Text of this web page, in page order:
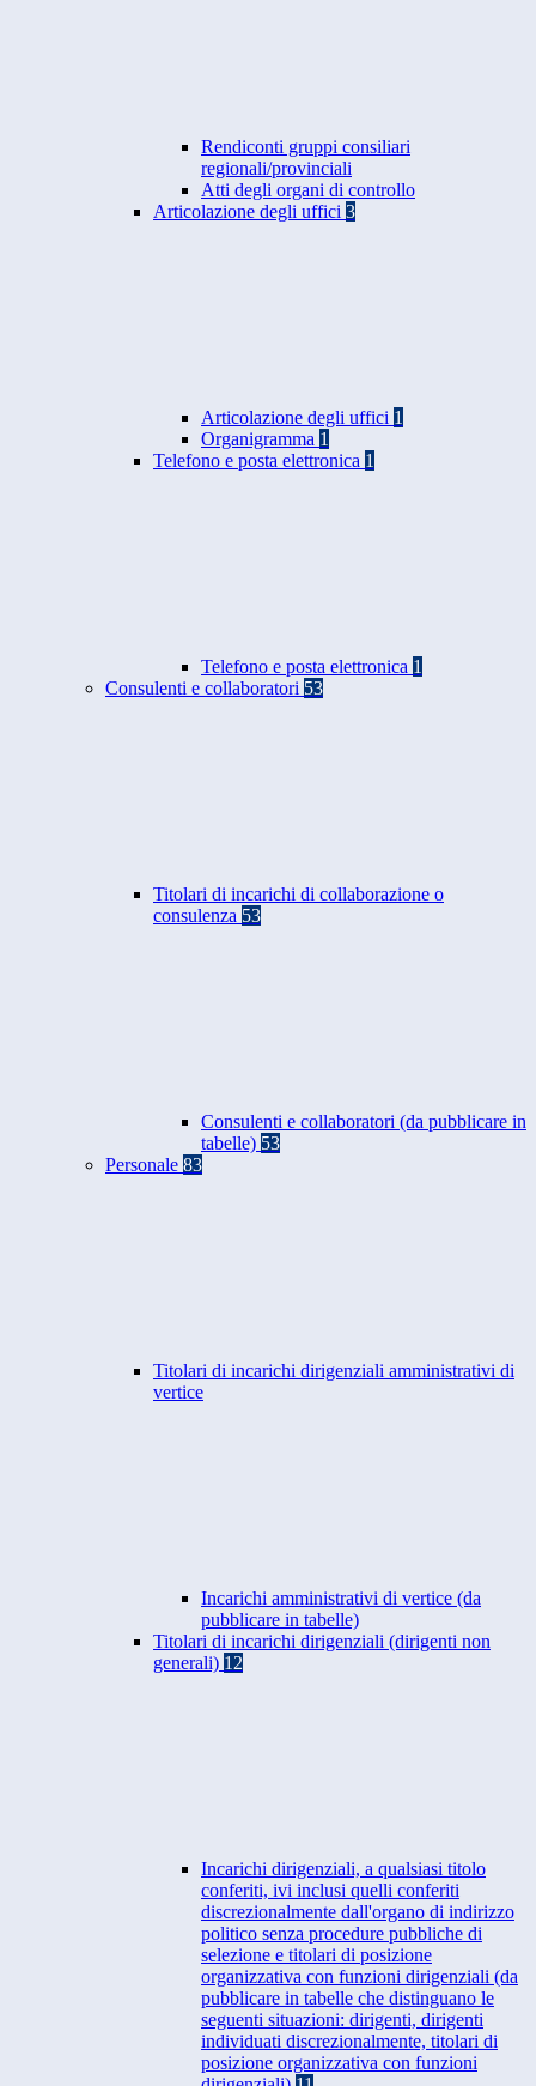
Rendiconti gruppi consiliari
regionali/provinciali
Atti degli organi di controllo
Articolazione degli uffici 3
Articolazione degli uffici 1
Organigramma 1
Telefono e posta elettronica 1
Telefono e posta elettronica 1
Consulenti e collaboratori 53
Titolari di incarichi di collaborazione o
consulenza 53
Consulenti e collaboratori (da pubblicare in
tabelle) 53
Personale 83
Titolari di incarichi dirigenziali amministrativi di
vertice
Incarichi amministrativi di vertice (da
pubblicare in tabelle)
Titolari di incarichi dirigenziali (dirigenti non
generali) 12
Incarichi dirigenziali, a qualsiasi titolo
conferiti, ivi inclusi quelli conferiti
discrezionalmente dall'organo di indirizzo
politico senza procedure pubbliche di
selezione e titolari di posizione
organizzativa con funzioni dirigenziali (da
pubblicare in tabelle che distinguano le
seguenti situazioni: dirigenti, dirigenti
individuati discrezionalmente, titolari di
posizione organizzativa con funzioni